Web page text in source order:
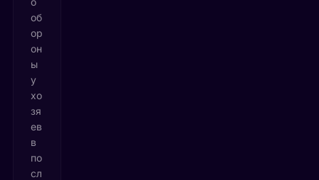
об
ор
он
ы
у
хо
зя
ев
в
по
сл